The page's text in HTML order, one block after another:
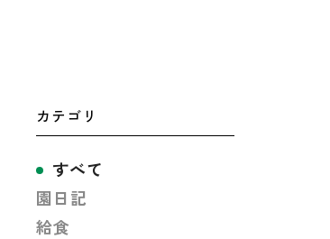
カテゴリ
すべて
園日記
給食